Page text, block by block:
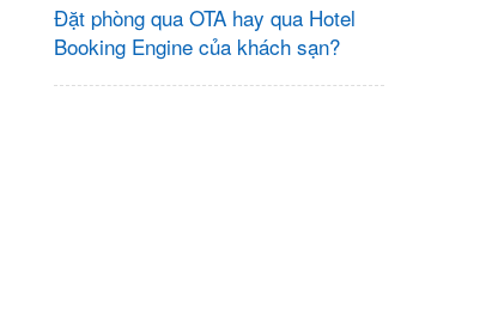
Đặt phòng qua OTA hay qua Hotel
Booking Engine của khách sạn?